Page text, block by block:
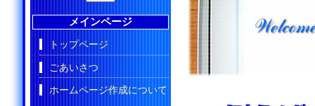
メインページ
トップページ
ごあいさつ
ホームページ作成について